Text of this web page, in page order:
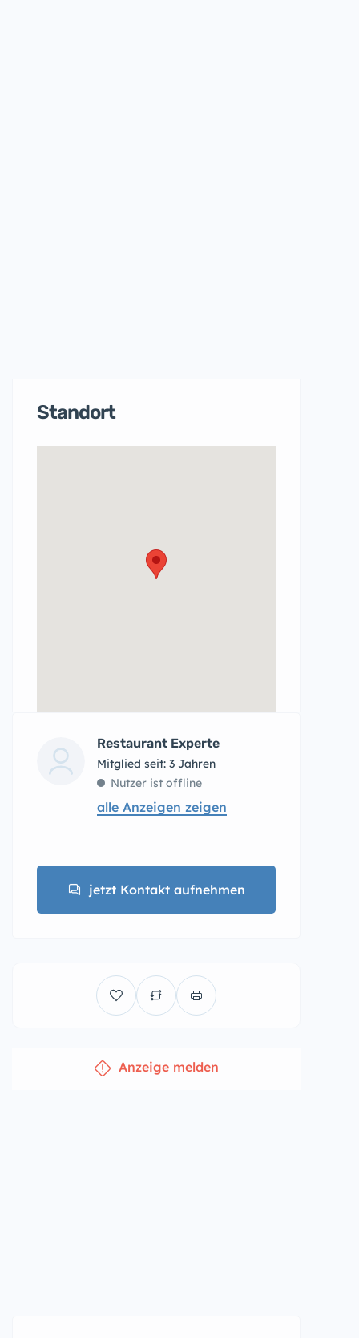
Standort
Restaurant Experte
Mitglied seit: 3 Jahren
Nutzer ist offline
alle Anzeigen zeigen
jetzt Kontakt aufnehmen
Anzeige melden